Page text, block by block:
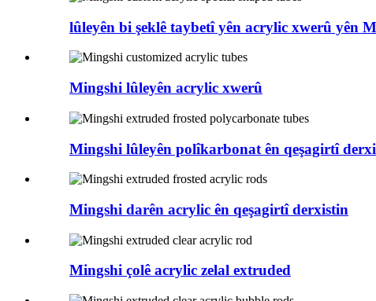
lûleyên bi şeklê taybetî yên acrylic xwerû yên
Mingshi lûleyên acrylic xwerû
Mingshi lûleyên polîkarbonat ên qeşagirtî
Mingshi darên acrylic ên qeşagirtî derxistin
Mingshi çolê acrylic zelal extruded